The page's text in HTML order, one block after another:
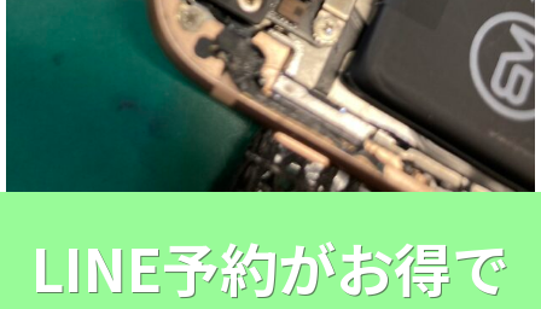
LINE予約がお得で